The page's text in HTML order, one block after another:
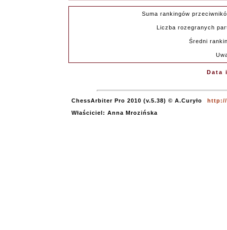
Suma rankingów
Liczba rozegranych
Średni
Data
ChessArbiter Pro 2010 (v.5.38) © A.Curyło
http://
Właściciel: Anna Mrozińska